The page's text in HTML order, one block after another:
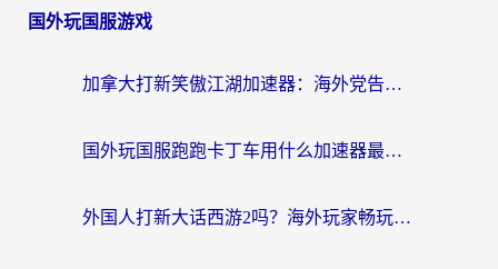
国外玩国服游戏
加拿大打新笑傲江湖加速器：海外党告别延迟卡顿的实用指南
国外玩国服跑跑卡丁车用什么加速器最好？2026真实玩家亲测避坑指南
外国人打新大话西游2吗？海外玩家畅玩国服游戏的终极加速器指南